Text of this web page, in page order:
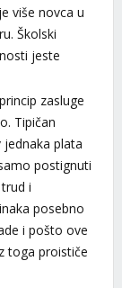
više novca u
Školski
jeste
zasluge
Tipičan
plata
postignuti
i
posebno
i pošto ove
toga proističe